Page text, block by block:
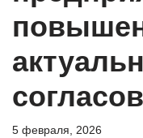
5 февраля, 2026